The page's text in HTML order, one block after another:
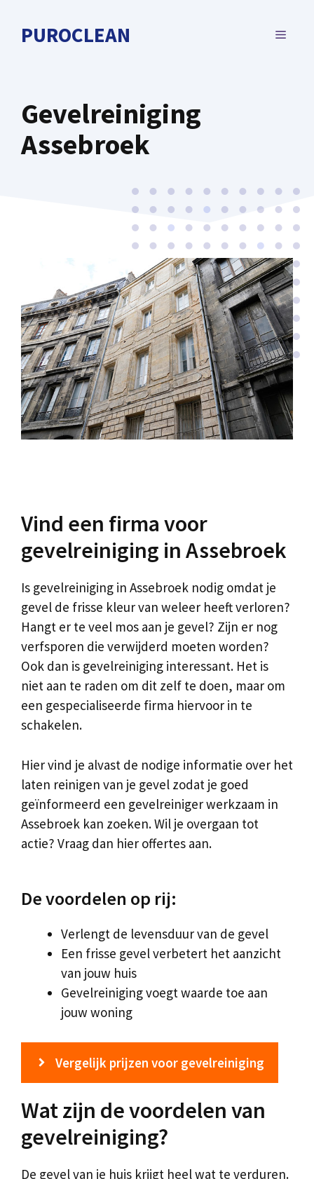
naarPUROCLEAN MENU
Gevelreiniging
Assebroek
Vind een firma voor
gevelreiniging in Assebroek
Is gevelreiniging in Assebroek nodig omdat je
gevel de frisse kleur van weleer heeft verloren?
Hangt er te veel mos aan je gevel? Zijn er nog
verfsporen die verwijderd moeten worden?
Ook dan is gevelreiniging interessant. Het is
niet aan te raden om dit zelf te doen, maar om
een gespecialiseerde firma hiervoor in te
schakelen.
Hier vind je alvast de nodige informatie over het
laten reinigen van je gevel zodat je goed
geïnformeerd een gevelreiniger werkzaam in
Assebroek kan zoeken. Wil je overgaan tot
actie? Vraag dan hier offertes aan.
De voordelen op rij:
Verlengt de levensduur van de gevel
Een frisse gevel verbetert het aanzicht
van jouw huis
Gevelreiniging voegt waarde toe aan
jouw woning
Vergelijk prijzen voor gevelreiniging
Wat zijn de voordelen van
gevelreiniging?
De gevel van je huis krijgt heel wat te verduren.